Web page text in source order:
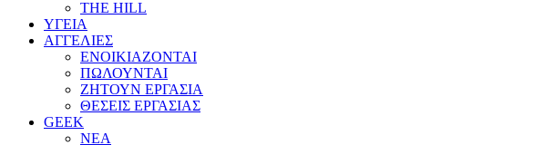
THE HILL
ΥΓΕΙΑ
ΑΓΓΕΛΙΕΣ
ΕΝΟΙΚΙΑΖΟΝΤΑΙ
ΠΩΛΟΥΝΤΑΙ
ΖΗΤΟΥΝ ΕΡΓΑΣΙΑ
ΘΕΣΕΙΣ ΕΡΓΑΣΙΑΣ
GEEK
ΝΕΑ